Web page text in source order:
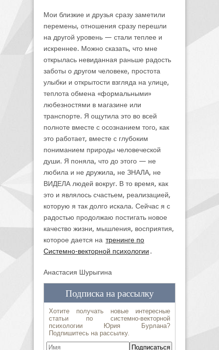
Мои близкие и друзья сразу заметили
перемены, отношения сразу перешли
на другой уровень — стали теплее и
искреннее. Можно сказать, что мне
открылась невиданная раньше радость
заботы о другом человеке, простота
улыбки и открытости взгляда на улице,
теплота обмена «формальными»
любезностями в магазине или
транспорте. Я ощутила это во всей
полноте вместе с осознанием того, как
это работает, вместе с глубоким
пониманием природы человеческой
души. Я поняла, что до этого — не
любила и не дружила, не ЗНАЛА, не
ВИДЕЛА людей вокруг. В то время, как
это и являлось счастьем, реализацией,
которую я так долго искала. Сейчас я с
радостью продолжаю постигать новое
качество жизни, мышления, восприятия,
которое дается на тренинге по
Системно-векторной психологии .
Анастасия Шурыгина